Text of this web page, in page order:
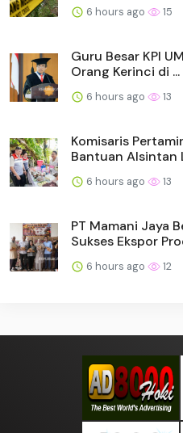
6 hours ago 15
Guru Besar KPI
Orang Kerinci di ...
6 hours ago 13
Komisaris
Bantuan Alsintan
6 hours ago 13
PT Mamani Jaya
Sukses Ekspor
6 hours ago 12